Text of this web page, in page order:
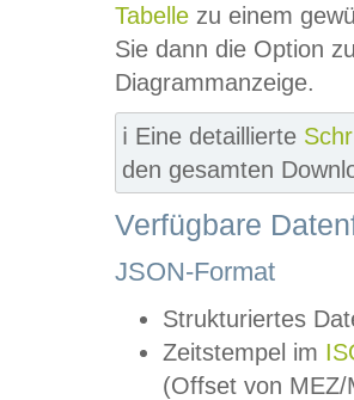
Tabelle zu einem
Sie dann die Option
Diagrammanzeige.
ℹ️ Eine detaillierte
den gesamten
Verfügbare
JSON-Format
Strukturiertes
Zeitstempel im
(Offset von MEZ/